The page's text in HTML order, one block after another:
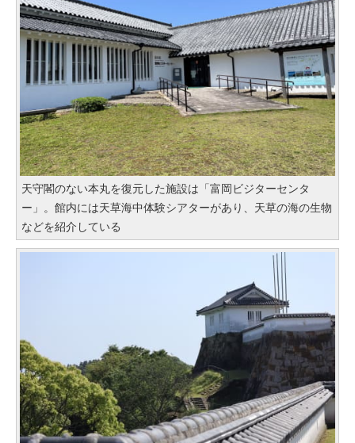
天守閣のない本丸を復元した施設は「富岡ビジターセンタ
ー」。館内には天草海中体験シアターがあり、天草の海の生物
などを紹介している